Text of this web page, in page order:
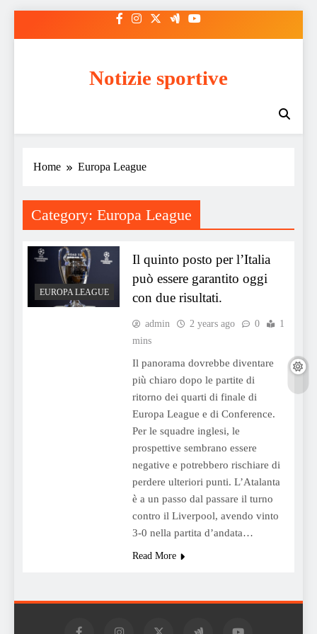
Notizie sportive
Home Europa League
Category: Europa League
EUROPA LEAGUE
Il quinto posto per l’Italia
può essere garantito oggi
con due risultati.
admin 2 years ago 0
1
mins
Il panorama dovrebbe diventare
più chiaro dopo le partite di
ritorno dei quarti di finale di
Europa League e di Conference.
Per le squadre inglesi, le
prospettive sembrano essere
negative e potrebbero rischiare di
perdere ulteriori punti. L’Atalanta
è a un passo dal passare il turno
contro il Liverpool, avendo vinto
3-0 nella partita d’andata…
Read More